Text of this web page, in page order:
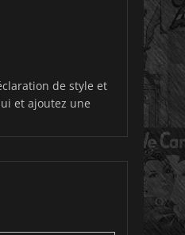
de style et
et ajoutez une